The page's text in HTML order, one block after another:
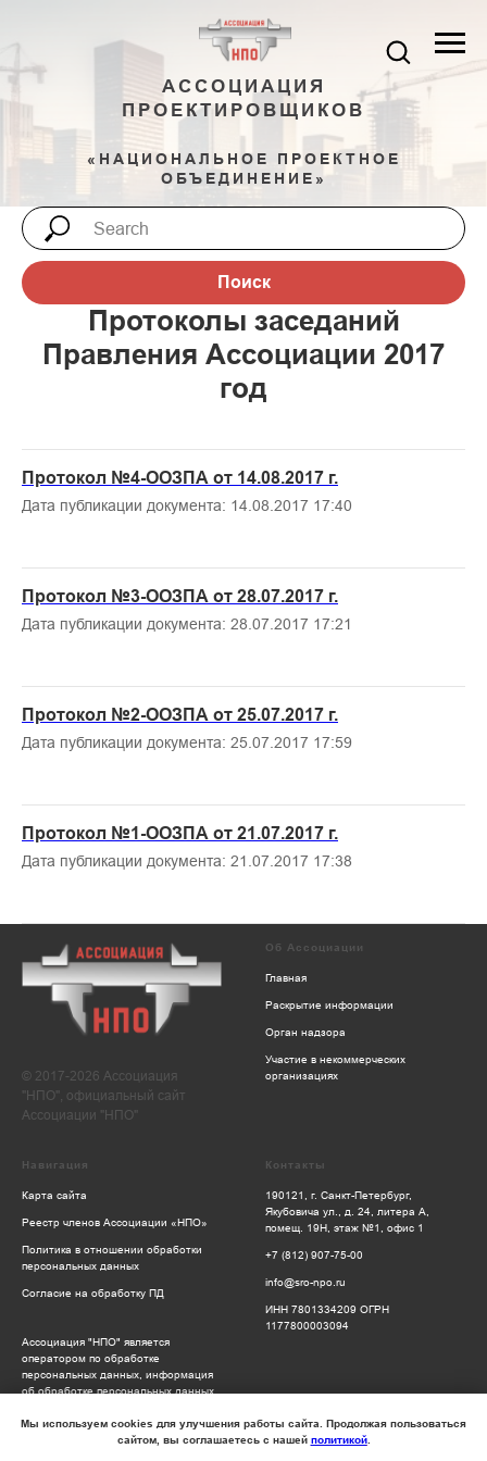
АССОЦИАЦИЯ
ПРОЕКТИРОВЩИКОВ
«НАЦИОНАЛЬНОЕ ПРОЕКТНОЕ
ОБЪЕДИНЕНИЕ»
Поиск
Протоколы заседаний
Правления Ассоциации 2017
год
Протокол №4-ООЗПА от 14.08.2017 г.
Дата публикации документа: 14.08.2017 17:40
Протокол №3-ООЗПА от 28.07.2017 г.
Дата публикации документа: 28.07.2017 17:21
Протокол №2-ООЗПА от 25.07.2017 г.
Дата публикации документа: 25.07.2017 17:59
Протокол №1-ООЗПА от 21.07.2017 г.
Дата публикации документа: 21.07.2017 17:38
Мы используем cookies для улучшения работы сайта. Продолжая пользоваться
сайтом, вы соглашаетесь с нашей политикой.
© 2017-2026 Ассоциация
"НПО", официальный сайт
Ассоциации "НПО"
Об Ассоциации
Главная
Раскрытие информации
Орган надзора
Участие в некоммерческих
организациях
Навигация
Карта сайта
Реестр членов Ассоциации «НПО»
Политика в отношении обработки
персональных данных
Согласие на обработку ПД
Ассоциация "НПО" является
оператором по обработке
персональных данных, информация
об обработке персональных данных
требованиях к защите персональных
данных отражены в Политике
Контакты
190121, г. Санкт-Петербург,
Якубовича ул., д. 24, литера А,
помещ. 19Н, этаж №1, офис 1
+7 (812) 907-75-00
info@sro-npo.ru
ИНН 7801334209 ОГРН
1177800003094